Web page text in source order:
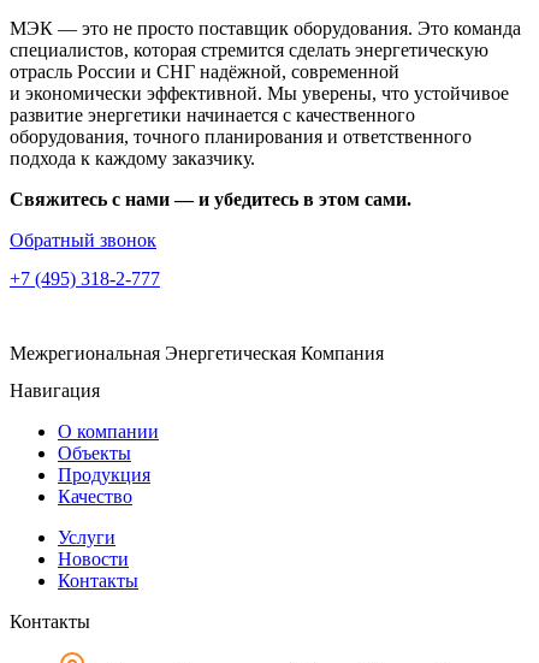
МЭК — это не просто поставщик оборудования. Это команда
специалистов, которая стремится сделать энергетическую
отрасль России и СНГ надёжной, современной
и экономически эффективной. Мы уверены, что устойчивое
развитие энергетики начинается с качественного
оборудования, точного планирования и ответственного
подхода к каждому заказчику.
Свяжитесь с нами — и убедитесь в этом сами.
Обратный звонок
+7 (495) 318-2-777
Межрегиональная Энергетическая Компания
Навигация
О компании
Объекты
Продукция
Качество
Услуги
Новости
Контакты
Контакты